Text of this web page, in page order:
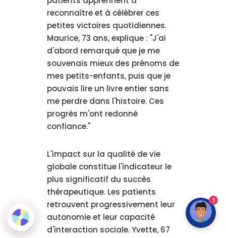
reconnaître et à célébrer ces
petites victoires quotidiennes.
Maurice, 73 ans, explique : "J'ai
d'abord remarqué que je me
souvenais mieux des prénoms de
mes petits-enfants, puis que je
pouvais lire un livre entier sans
me perdre dans l'histoire. Ces
progrès m'ont redonné
confiance."
L'impact sur la qualité de vie
globale constitue l'indicateur le
plus significatif du succès
thérapeutique. Les patients
retrouvent progressivement leur
autonomie et leur capacité
d'interaction sociale. Yvette, 67
1